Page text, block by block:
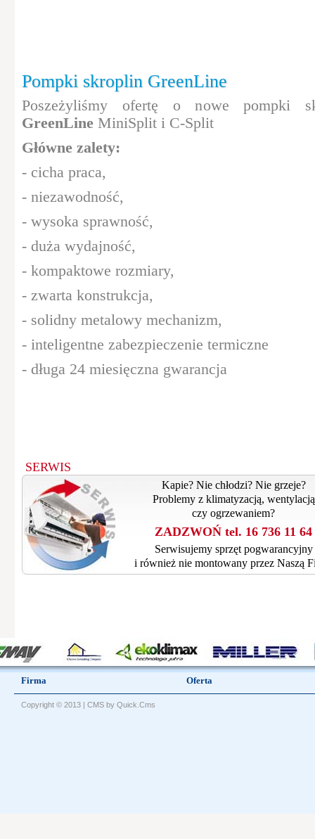
Pompki skroplin GreenLine
Poszeżyliśmy ofertę o nowe pompki
GreenLine MiniSplit i C-Split
Główne zalety:
- cicha praca,
- niezawodność,
- wysoka sprawność,
- duża wydajność,
- kompaktowe rozmiary,
- zwarta konstrukcja,
- solidny metalowy mechanizm,
- inteligentne zabezpieczenie termiczne
- długa 24 miesięczna gwarancja
SERWIS
Kapie? Nie chłodzi? Nie grzeje?
Problemy z klimatyzacją, wentylacją
czy ogrzewaniem?
ZADZWOŃ tel. 16 736 11 64
Serwisujemy sprzęt pogwarancyjny
i również nie montowany przez Naszą
Firma Oferta
Copyright © 2013 | CMS by Quick.Cms